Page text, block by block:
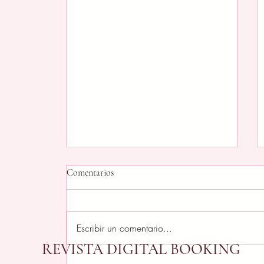
Comentarios
Escribir un comentario...
REVISTA DIGITAL BOOKING